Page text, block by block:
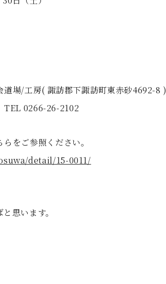
場/工房( 諏訪郡下諏訪町東赤砂4692-8 )
0266-26-2102
をご参照ください。
detail/15-0011/
思います。